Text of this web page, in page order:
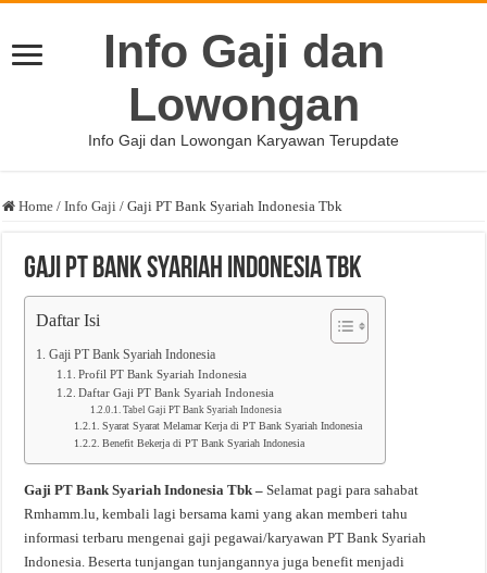
Info Gaji dan
Lowongan
Info Gaji dan Lowongan Karyawan Terupdate
Home / Info Gaji / Gaji PT Bank Syariah Indonesia Tbk
Gaji PT Bank Syariah Indonesia Tbk
Daftar Isi
Gaji PT Bank Syariah Indonesia
Profil PT Bank Syariah Indonesia
Daftar Gaji PT Bank Syariah Indonesia
Tabel Gaji PT Bank Syariah Indonesia
Syarat Syarat Melamar Kerja di PT Bank Syariah Indonesia
Benefit Bekerja di PT Bank Syariah Indonesia
Gaji PT Bank Syariah Indonesia Tbk –Selamat pagi para sahabat
Rmhamm.lu, kembali lagi bersama kami yang akan memberi tahu
informasi terbaru mengenai gaji pegawai/karyawan PT Bank Syariah
Indonesia. Beserta tunjangan tunjangannya juga benefit menjadi